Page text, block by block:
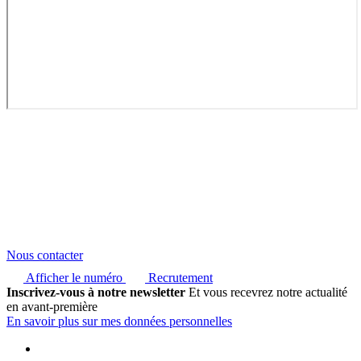
Nous contacter
Afficher le numéro
Recrutement
Inscrivez-vous à notre newsletter Et vous recevrez notre actualité
en avant-première
En savoir plus sur mes données personnelles